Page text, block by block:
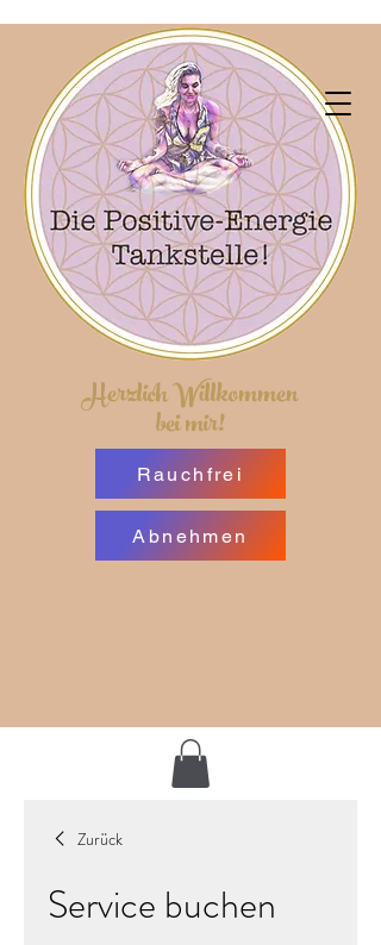
Herzlich Willkommen
bei mir!
Rauchfrei
Abnehmen
Zurück
Service buchen